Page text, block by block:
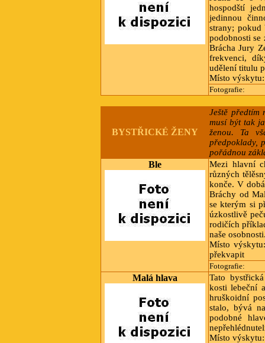
hospodští
jedinnou
strany;
podobnosti se
Brácha Jury
frekvenci,
udělení titulu
Místo
Fotografie:
BYSTŘICKÉ ŽENY
Ještě předtím
musí být tak
ženou. Ta
předpoklady,
pořádnou
Ble
Mezi hlavní
různých
konče. V
Bráchy od
se kterým si
úzkostlivě
rodičích
naše
Místo
překvapit
Fotografie:
Malá hlava
Tato
kosti lebeční
hruškoidní
stalo, bývá
podobné
Místo